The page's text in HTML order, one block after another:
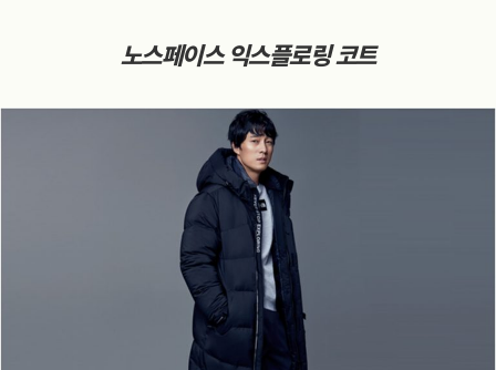
노스페이스 익스플로링 코트